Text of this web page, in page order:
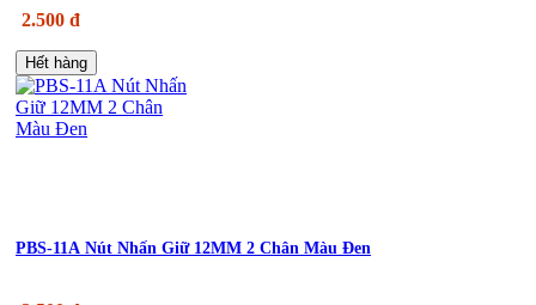
2.500 đ
Hết hàng
PBS-11A Nút Nhấn Giữ 12MM 2 Chân Màu Đen